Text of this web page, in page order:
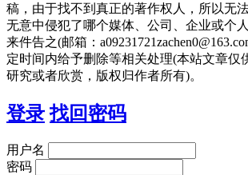
稿，由于找不到真正的著作权人，所以无
无意中侵犯了哪个媒体、公司、企业或个
来件告之(邮箱：
定时间内给予删除等相关处理(本站文章仅
研究或者欣赏，版权归作者所有)。
登录 找回密码
用户名
密码